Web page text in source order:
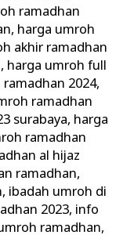
ramadhan
, harga umroh
akhir ramadhan
, harga umroh full
2024,
ramadhan
surabaya, harga
ramadhan
al hijaz
ramadhan,
, ibadah umroh di
2023, info
ramadhan,